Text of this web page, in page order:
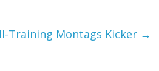
Training Montags Kicker →